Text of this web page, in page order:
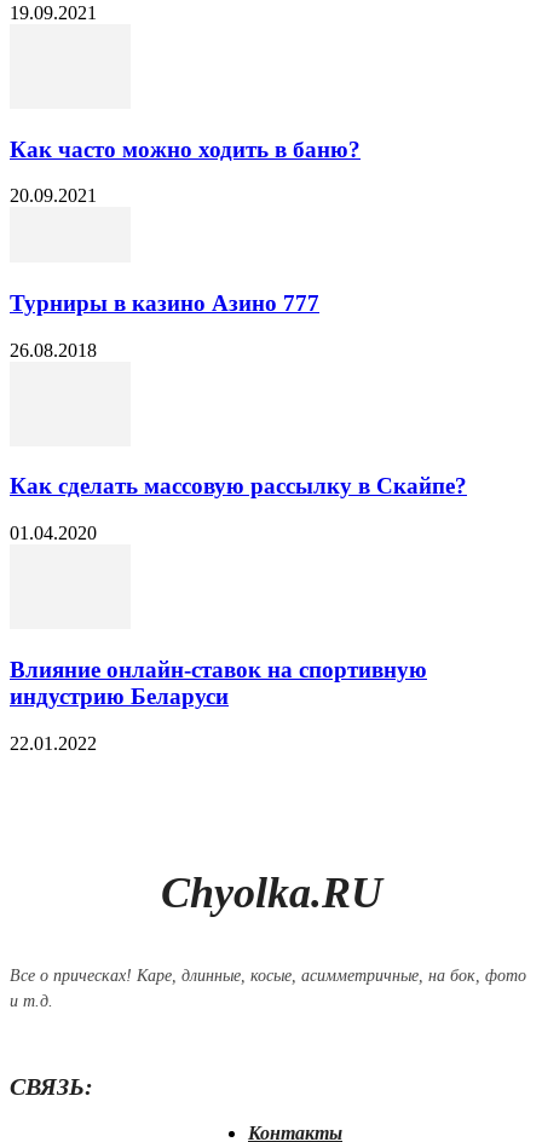
19.09.2021
Как часто можно ходить в баню?
20.09.2021
Турниры в казино Азино 777
26.08.2018
Как сделать массовую рассылку в Скайпе?
01.04.2020
Влияние онлайн-ставок на спортивную
индустрию Беларуси
22.01.2022
Chyolka.RU
Все о прическах! Каре, длинные, косые, асимметричные, на бок, фото
и т.д.
СВЯЗЬ:
Контакты